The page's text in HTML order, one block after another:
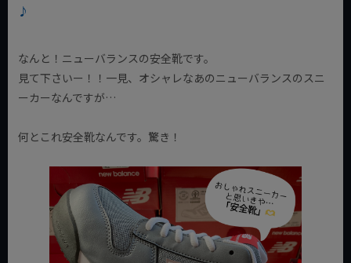
♪
なんと！ニューバランスの安全靴です。
見て下さいー！！一見、オシャレなあのニューバランスのスニ
ーカーなんですが…
何とこれ安全靴なんです。驚き！